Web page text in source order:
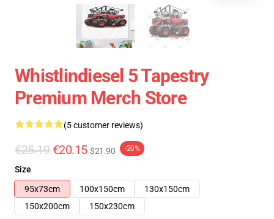
Whistlindiesel 5 Tapestry
Premium Merch Store
(5 customer reviews)
€25.19 €20.15 $21.90 -20%
Size
95x73cm
100x150cm
130x150cm
150x200cm
150x230cm